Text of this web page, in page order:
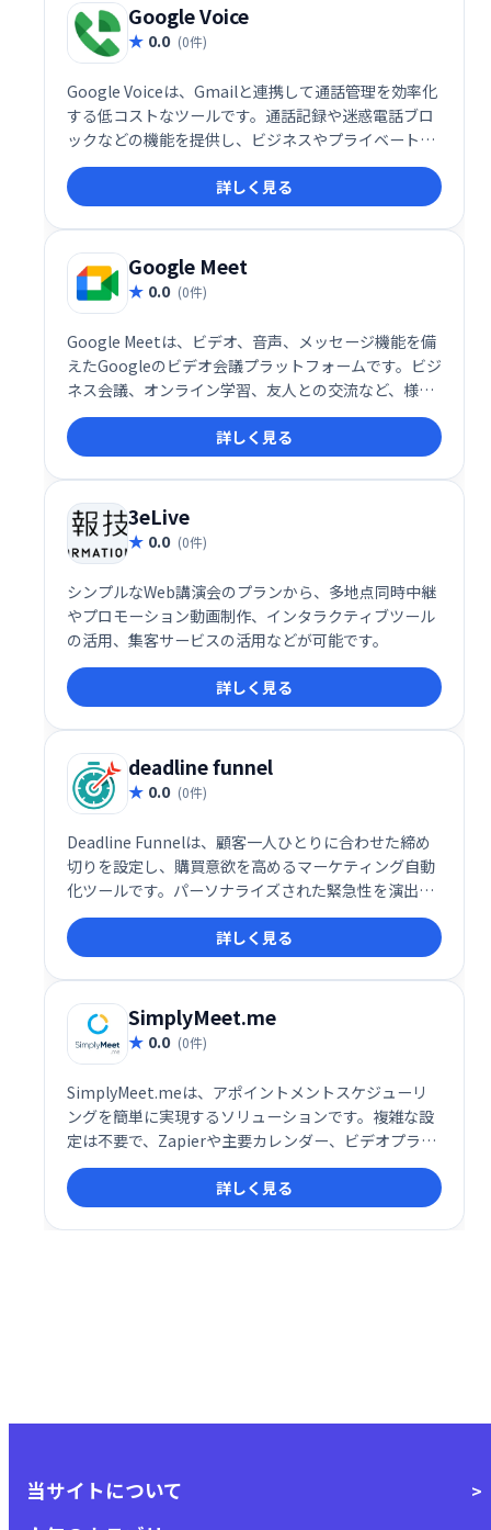
Google Voice
0.0 (0件)
Google Voiceは、Gmailと連携して通話管理を効率化
する低コストなツールです。通話記録や迷惑電話ブロ
ックなどの機能を提供し、ビジネスやプライベートで
の通話管理をスマートにサポートします。
詳しく見る
Google Meet
0.0 (0件)
Google Meetは、ビデオ、音声、メッセージ機能を備
えたGoogleのビデオ会議プラットフォームです。ビジ
ネス会議、オンライン学習、友人との交流など、様々
なシーンで活用できます。シンプルで高機能なインタ
ーフェースで、スムーズなコミュニケーションを実
現。場所を選ばず、チームや仲間と簡単に繋がること
を可能にします。 無料プランから利用でき、ビジネス
ニーズにも対応する柔軟性も魅力です。
詳しく見る
3eLive
0.0 (0件)
シンプルなWeb講演会のプランから、多地点同時中継
やプロモーション動画制作、インタラクティブツール
の活用、集客サービスの活用などが可能です。
詳しく見る
deadline funnel
0.0 (0件)
Deadline Funnelは、顧客一人ひとりに合わせた締め
切りを設定し、購買意欲を高めるマーケティング自動
化ツールです。パーソナライズされた緊急性を演出す
ることで、売上アップとビジネス成長を促進します。
独自の期限設定機能で、より効果的なマーケティング
を実現しましょう。
詳しく見る
SimplyMeet.me
0.0 (0件)
SimplyMeet.meは、アポイントメントスケジューリ
ングを簡単に実現するソリューションです。複雑な設
定は不要で、Zapierや主要カレンダー、ビデオプラッ
トフォームとの統合も可能です。スムーズな予約管理
で、お客様と効率的なミーティングを実現します。業
務効率化に繋がるシンプルで使いやすいシステムで
す。
詳しく見る
当サイトについて